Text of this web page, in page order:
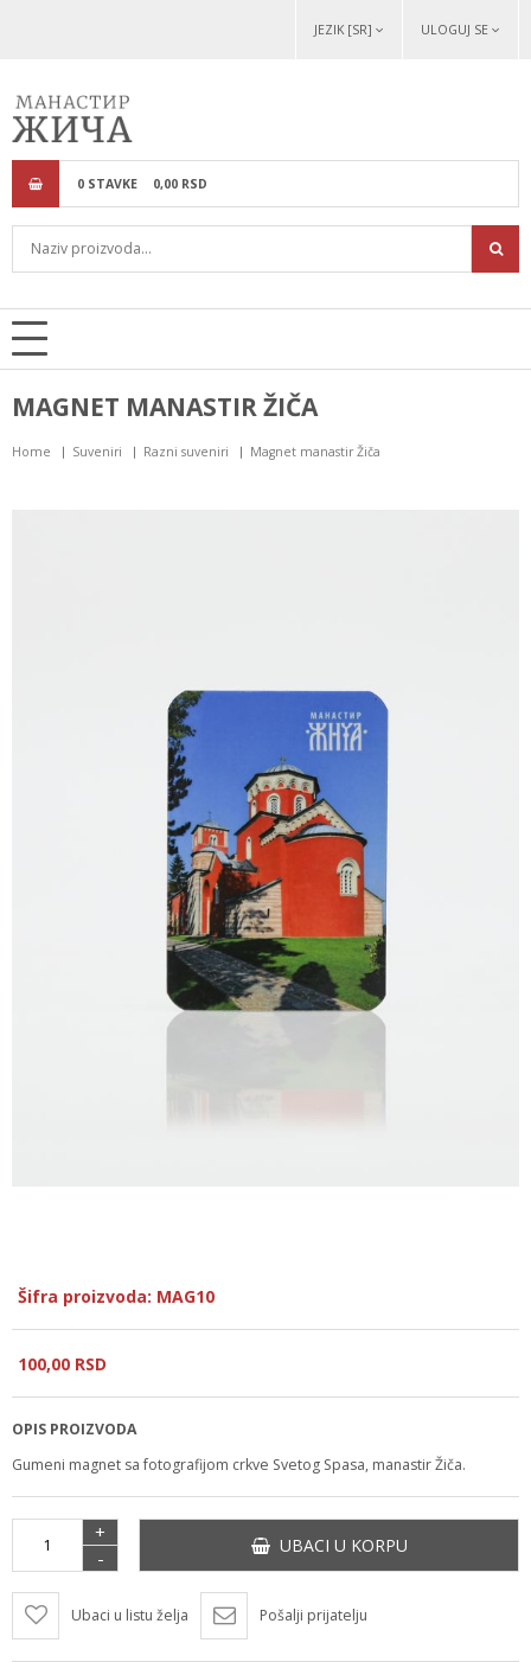
JEZIK [SR] ULOGUJ SE
0 STAVKE 0,00 RSD
MAGNET MANASTIR ŽIČA
Home Suveniri Razni suveniri Magnet manastir Žiča
Šifra proizvoda: MAG10
100,00 RSD
OPIS PROIZVODA
Gumeni magnet sa fotografijom crkve Svetog Spasa, manastir Žiča.
+
-
UBACI U KORPU
Ubaci u listu želja Pošalji prijatelju